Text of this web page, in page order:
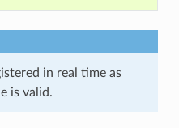
in real time as
is valid.